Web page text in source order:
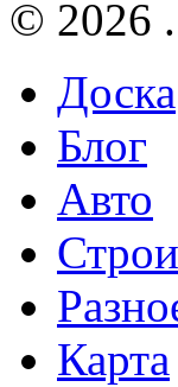
© 2026
Доска
Блог
Авто
Карта